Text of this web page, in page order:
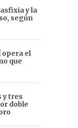
y la
según
opera el
que
y tres
doble